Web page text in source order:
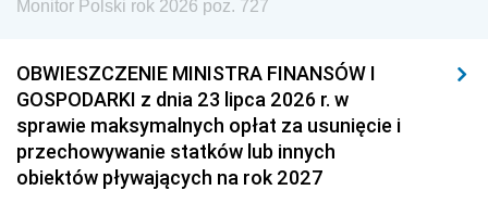
Monitor Polski rok 2026 poz. 727
OBWIESZCZENIE MINISTRA FINANSÓW I
GOSPODARKI z dnia 23 lipca 2026 r. w
sprawie maksymalnych opłat za usunięcie i
przechowywanie statków lub innych
obiektów pływających na rok 2027